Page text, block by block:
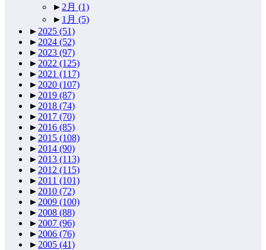
► 2月 (1)
► 1月 (5)
► 2025 (51)
► 2024 (52)
► 2023 (97)
► 2022 (125)
► 2021 (117)
► 2020 (107)
► 2019 (87)
► 2018 (74)
► 2017 (70)
► 2016 (85)
► 2015 (108)
► 2014 (90)
► 2013 (113)
► 2012 (115)
► 2011 (101)
► 2010 (72)
► 2009 (100)
► 2008 (88)
► 2007 (96)
► 2006 (76)
► 2005 (41)